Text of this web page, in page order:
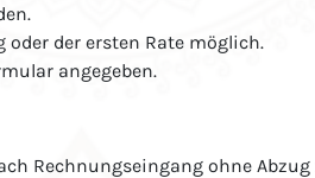
der ersten Rate möglich.
angegeben.
Rechnungseingang ohne Abzug